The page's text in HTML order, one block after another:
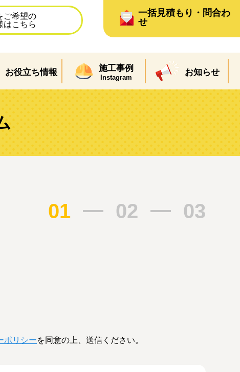
ご希望の
はこちら
一括見積もり・問合わ
せ
お役立ち情報 施工事例
Instagram お知らせ
01 02 03
ポリシーを同意の上、送信ください。